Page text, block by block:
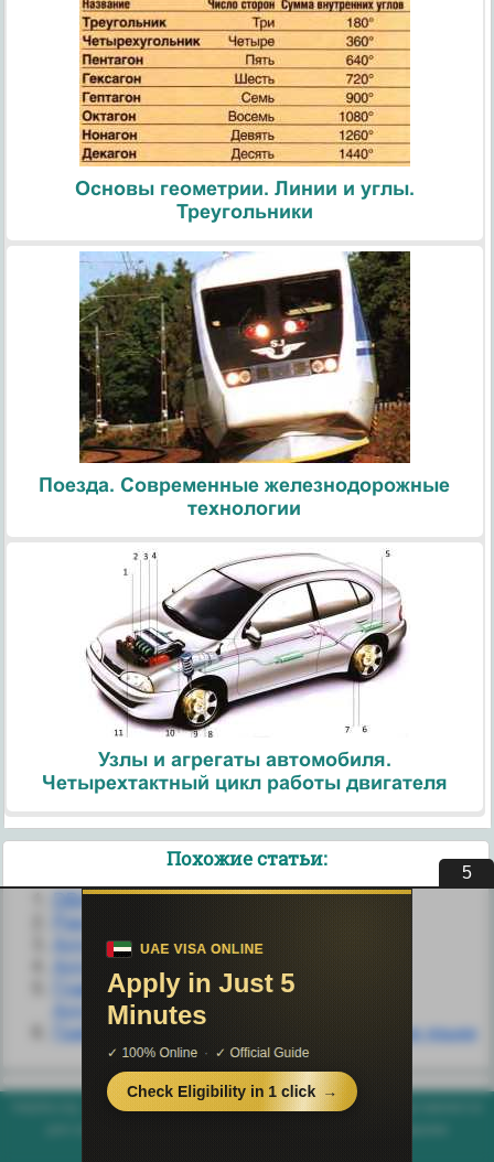
Основы геометрии. Линии и углы.
Треугольники
Поезда. Современные железнодорожные
технологии
Узлы и агрегаты автомобиля.
Четырехтактный цикл работы двигателя
Похожие статьи:
DBASe-подобные реляционные языки
Pascal-подобные языки
Алгоритмические модели
Глава 7. Алгоритмы. Алгоритмизация.
Алгоритмические языки
Графические (схематичные) реляционные языки
helpiks.org - Хелпикс.Орг - 2014-2026 год. Материал сайта представляется
4